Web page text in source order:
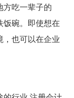
方吃一辈子的
碗。即使想在
也可以在企业